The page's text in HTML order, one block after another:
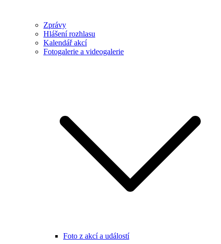
Zprávy
Hlášení rozhlasu
Kalendář akcí
Fotogalerie a videogalerie
Foto z akcí a událostí